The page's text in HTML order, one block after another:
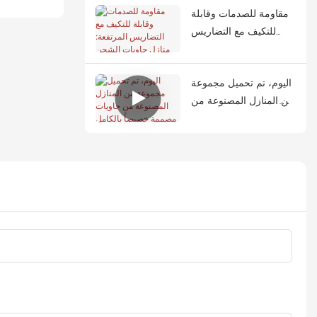
مقاومة للصدمات وقابلة
للتكيف مع التضاريس
الشحن كملاجئ مثالية
للمناطق المعرضة
للزلازل
اليوم، تم تحميل مجموعة
من المنازل المصنوعة من